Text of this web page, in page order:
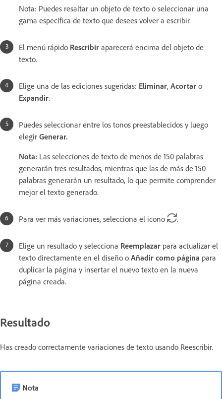
Nota: Puedes resaltar un objeto de texto o seleccionar una
gama específica de texto que desees volver a escribir.
El menú rápido Rescribir aparecerá encima del objeto de
texto.
Elige una de las ediciones sugeridas: Eliminar, Acortar o
Expandir.
Puedes seleccionar entre los tonos preestablecidos y luego
elegir Generar.
Nota: Las selecciones de texto de menos de 150 palabras
generarán tres resultados, mientras que las de más de 150
palabras generarán un resultado, lo que permite comprender
mejor el texto generado.
Para ver más variaciones, selecciona el icono .
Elige un resultado y selecciona Reemplazar para actualizar el
texto directamente en el diseño o Añadir como página para
duplicar la página y insertar el nuevo texto en la nueva
página creada.
Resultado
Has creado correctamente variaciones de texto usando Reescribir.
Nota